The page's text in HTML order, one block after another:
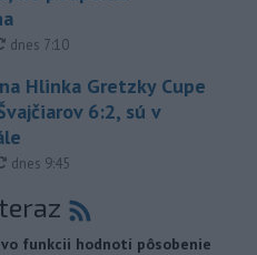
aktualizované
dnes 7:10
Hlinka Gretzky Cupe
6:2, sú v
aktualizované
dnes 9:45
vo funkcii hodnotí pôsobenie